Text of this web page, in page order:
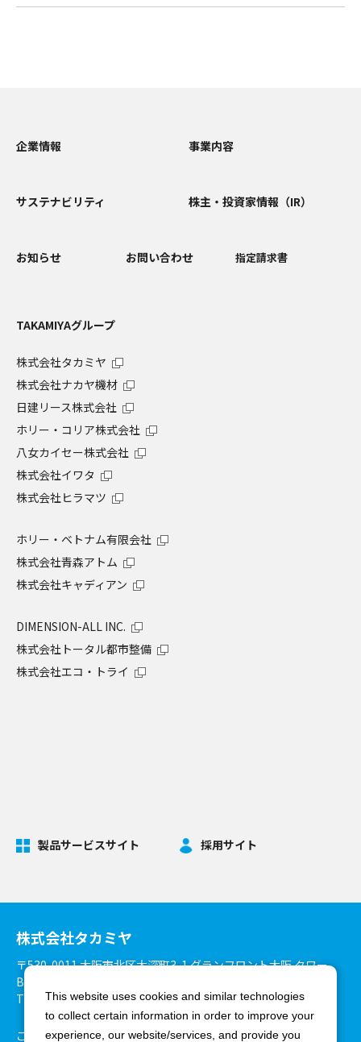
企業情報 事業内容
サステナビリティ 株主・投資家情報（IR）
お知らせ お問い合わせ 指定請求書
TAKAMIYAグループ
株式会社タカミヤ
株式会社ナカヤ機材
日建リース株式会社
ホリー・コリア株式会社
八女カイセー株式会社
株式会社イワタ
株式会社ヒラマツ
ホリー・ベトナム有限会社
株式会社青森アトム
株式会社キャディアン
DIMENSION-ALL INC.
株式会社トータル都市整備
株式会社エコ・トライ
製品サービスサイト 採用サイト
株式会社タカミヤ
〒530-0011 大阪市北区大深町3-1 グランフロント大阪 タワー
B27階
TEL：06-6375-3900 FAX：06-6375-8825
ご利用環境について 個人情報保護方針
This website uses cookies and similar technologies
to collect certain information in order to improve your
experience, our website/services, and provide you